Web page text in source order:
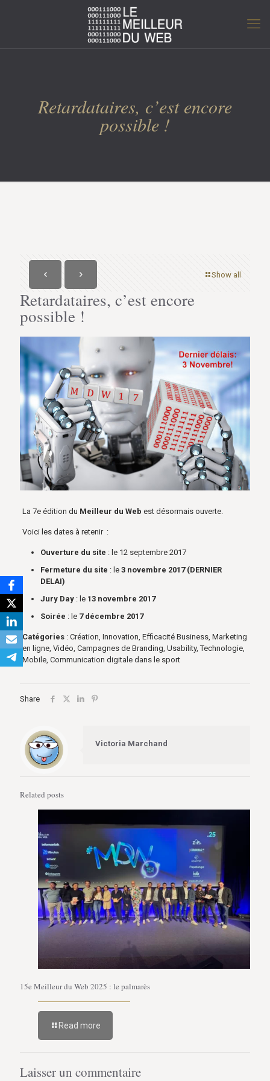
Retardataires, c’est encore
possible !
Show all
Retardataires, c’est encore
possible !
La 7e édition du Meilleur du Web est désormais ouverte.
Voici les dates à retenir :
Ouverture du site : le 12 septembre 2017
Fermeture du site : le 3 novembre 2017 (DERNIER
DELAI)
Jury Day: le 13 novembre 2017
Soirée : le 7 décembre 2017
Catégories: Création, Innovation, Efficacité Business, Marketing
en ligne, Vidéo, Campagnes de Branding, Usability, Technologie,
Mobile, Communication digitale dans le sport
Share
Victoria Marchand
Related posts
15e Meilleur du Web 2025 : le palmarès
Read more
Laisser un commentaire